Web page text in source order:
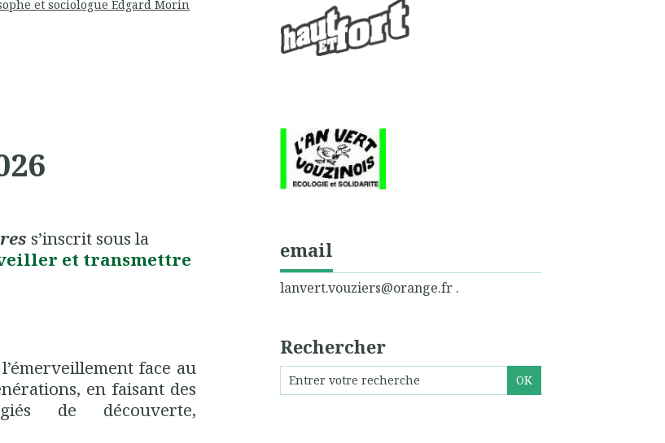
et sociologue Edgard Morin
s’inscrit sous la
et transmettre
face au
en faisant des
de découverte,
email
lanvert.vouziers@orange.fr .
Rechercher